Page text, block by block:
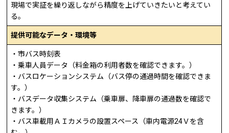
現場で実証を繰り返しながら精度を上げていきたいと考えてい
る。
提供可能なデータ・環境等
・市バス時刻表
・乗車人員データ（料金箱の利用者数を確認できます。）
・バスロケーションシステム（バス停の通過時間を確認できま
す。）
・バスデータ収集システム（乗車扉、降車扉の通過数を確認で
きます。）
・バス車載用ＡＩカメラの設置スペース（車内電源24Ｖを含